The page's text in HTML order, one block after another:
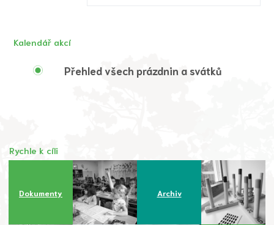
Kalendář akcí
Přehled všech prázdnin a svátků
Rychle k cíli
Dokumenty Archiv